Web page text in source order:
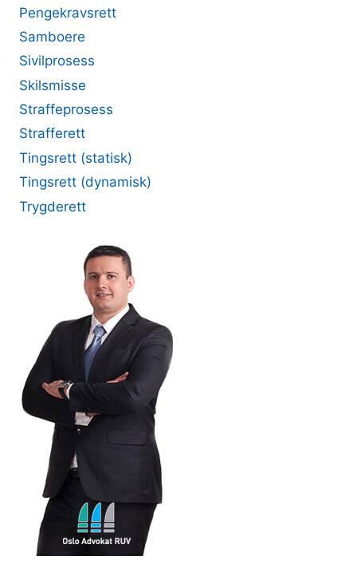
Pengekravsrett
Samboere
Sivilprosess
Skilsmisse
Straffeprosess
Strafferett
Tingsrett (statisk)
Tingsrett (dynamisk)
Trygderett